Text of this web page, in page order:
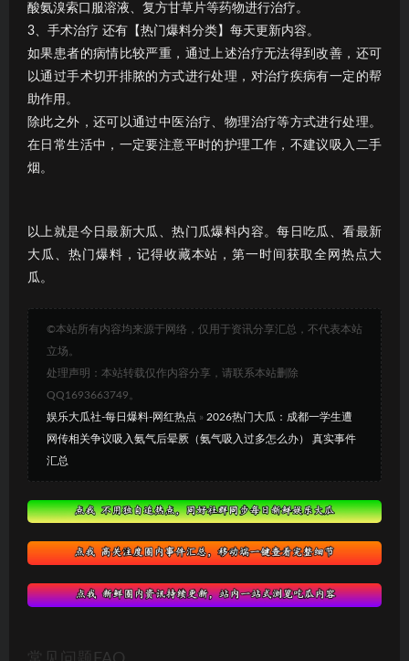
酸氨溴索口服溶液、复方甘草片等药物进行治疗。
3、手术治疗 还有【热门爆料分类】每天更新内容。
如果患者的病情比较严重，通过上述治疗无法得到改善，还可
以通过手术切开排脓的方式进行处理，对治疗疾病有一定的帮
助作用。
除此之外，还可以通过中医治疗、物理治疗等方式进行处理。
在日常生活中，一定要注意平时的护理工作，不建议吸入二手
烟。
以上就是今日最新大瓜、热门瓜爆料内容。每日吃瓜、看最新
大瓜、热门爆料，记得收藏本站，第一时间获取全网热点大
瓜。
©本站所有内容均来源于网络，仅用于资讯分享汇总，不代表本站
立场。
处理声明：本站转载仅作内容分享，请联系本站删除
QQ1693663749。
娱乐大瓜社-每日爆料-网红热点 » 2026热门大瓜：成都一学生遭
网传相关争议吸入氨气后晕厥（氨气吸入过多怎么办） 真实事件
汇总